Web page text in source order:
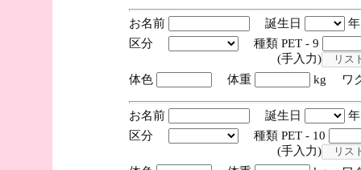
お名前 誕生日
区分
種類 PET - 9
(手入力)
体色
体重 kg ワ
お名前 誕生日
区分
種類 PET - 10
(手入力)